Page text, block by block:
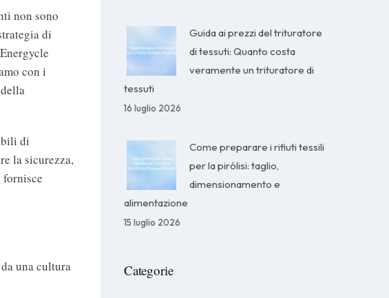
non sono
di
con i
di
la sicurezza,
fornisce
una cultura
Guida ai prezzi del trituratore
di tessuti: Quanto costa
veramente un trituratore di
tessuti
16 luglio 2026
Come preparare i rifiuti tessili
per la pirólisi: taglio,
dimensionamento e
alimentazione
15 luglio 2026
Categorie